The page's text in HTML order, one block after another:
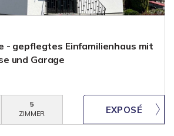
- gepflegtes Einfamilienhaus mit
und Garage
5
ZIMMER